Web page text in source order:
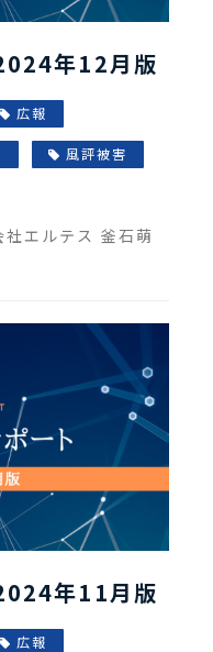
年12月版
広報
風評被害
エルテス 釜石萌
年11月版
広報